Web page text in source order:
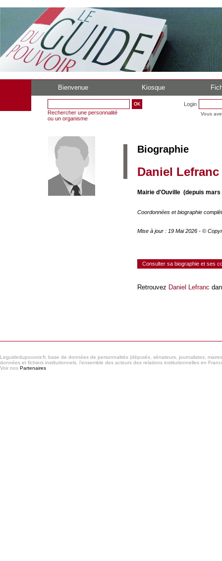
Bienvenue Kiosque
Rechercher une personnalité
ou un organisme
Login
Vous
Biographie
Daniel Lefranc
Mairie d'Ouville (depuis mars
Coordonnées et biographie
Mise à jour : 19 Mai 2026 - ©
Consulter sa biographie et ses
Retrouvez Daniel Lefranc
Leguidedupouvoir.fr, base de données de personnalités (députés, sénateurs, journalistes,
données et fichiers institutionnels, l'ensemble des acteurs des relations institutionnelles en
Voir nos Partenaires